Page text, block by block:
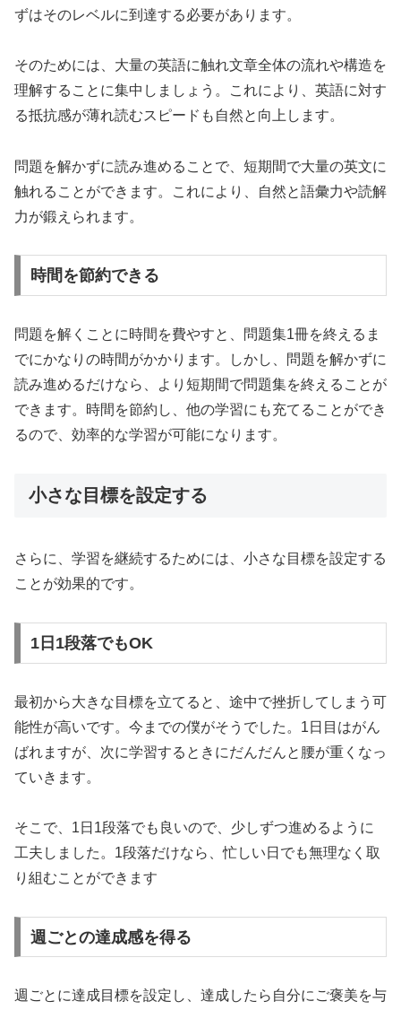
ずはそのレベルに到達する必要があります。
そのためには、大量の英語に触れ文章全体の流れや構造を
理解することに集中しましょう。これにより、英語に対す
る抵抗感が薄れ読むスピードも自然と向上します。
問題を解かずに読み進めることで、短期間で大量の英文に
触れることができます。これにより、自然と語彙力や読解
力が鍛えられます。
時間を節約できる
問題を解くことに時間を費やすと、問題集1冊を終えるま
でにかなりの時間がかかります。しかし、問題を解かずに
読み進めるだけなら、より短期間で問題集を終えることが
できます。時間を節約し、他の学習にも充てることができ
るので、効率的な学習が可能になります。
小さな目標を設定する
さらに、学習を継続するためには、小さな目標を設定する
ことが効果的です。
1日1段落でもOK
最初から大きな目標を立てると、途中で挫折してしまう可
能性が高いです。今までの僕がそうでした。1日目はがん
ばれますが、次に学習するときにだんだんと腰が重くなっ
ていきます。
そこで、1日1段落でも良いので、少しずつ進めるように
工夫しました。1段落だけなら、忙しい日でも無理なく取
り組むことができます
週ごとの達成感を得る
週ごとに達成目標を設定し、達成したら自分にご褒美を与